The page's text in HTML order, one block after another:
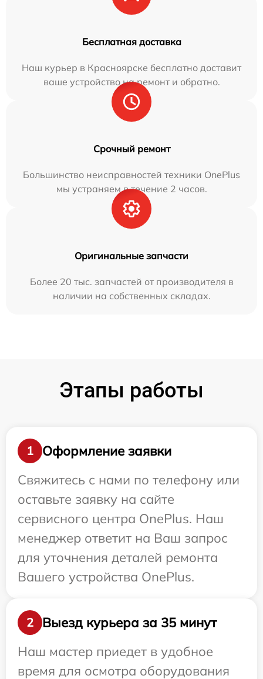
Бесплатная доставка
Наш курьер в Красноярске бесплатно доставит
ваше устройство на ремонт и обратно.
Срочный ремонт
Большинство неисправностей техники OnePlus
мы устраняем в течение 2 часов.
Оригинальные запчасти
Более 20 тыс. запчастей от производителя в
наличии на собственных складах.
Этапы работы
1
Оформление заявки
Свяжитесь с нами по телефону или
оставьте заявку на сайте
сервисного центра OnePlus. Наш
менеджер ответит на Ваш запрос
для уточнения деталей ремонта
Вашего устройства OnePlus.
2
Выезд курьера за 35 минут
Наш мастер приедет в удобное
время для осмотра оборудования